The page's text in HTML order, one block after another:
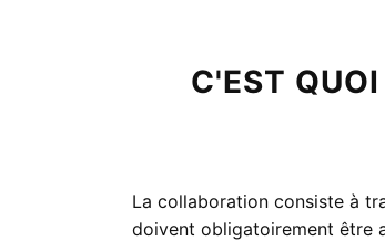
C'EST
La collaboration consiste à
doivent obligatoirement être